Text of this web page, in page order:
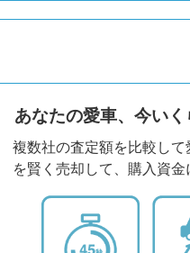
あなたの愛車、今いく
複数社の査定額を比較し
を賢く売却して、購入資金